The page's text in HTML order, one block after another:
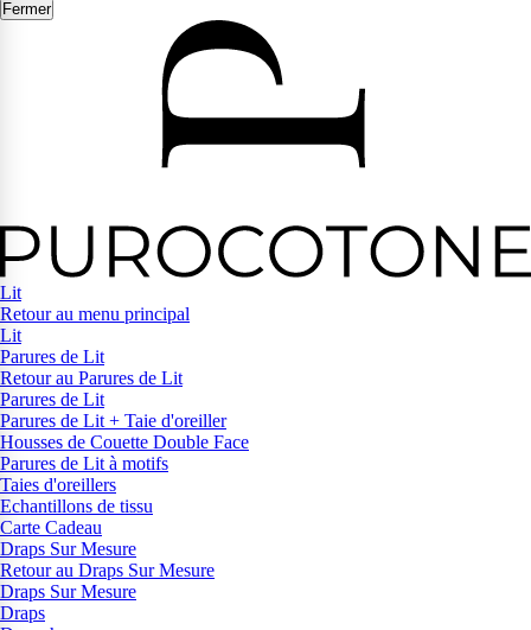
Fermer
Lit
Retour au menu principal
Lit
Parures de Lit
Retour au Parures de Lit
Parures de Lit
Parures de Lit + Taie d'oreiller
Housses de Couette Double Face
Parures de Lit à motifs
Taies d'oreillers
Echantillons de tissu
Carte Cadeau
Draps Sur Mesure
Retour au Draps Sur Mesure
Draps Sur Mesure
Draps